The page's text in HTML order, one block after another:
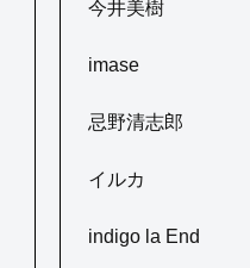
今井美樹
imase
忌野清志郎
イルカ
indigo la End